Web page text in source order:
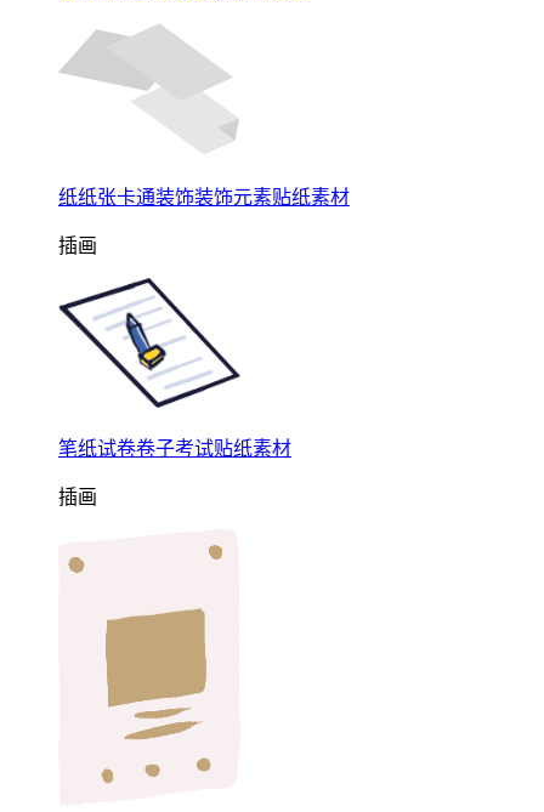
纸纸张卡通装饰装饰元素贴纸素材
插画
笔纸试卷卷子考试贴纸素材
插画